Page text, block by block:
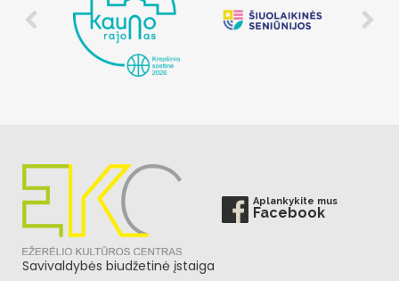
Aplankykite mus
Facebook
Savivaldybės biudžetinė įstaiga